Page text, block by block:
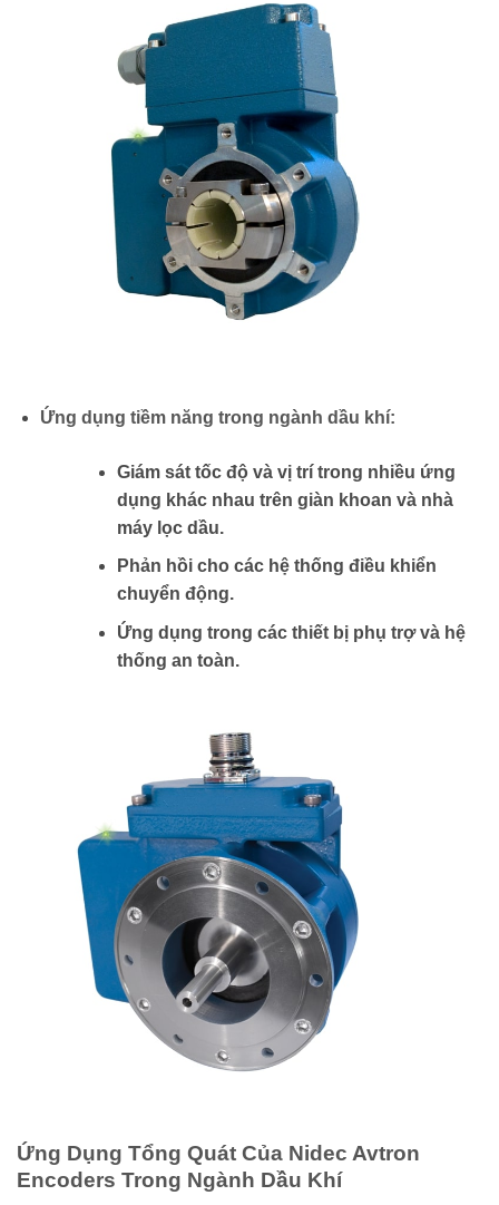
Ứng dụng tiềm năng trong ngành dầu khí:
Giám sát tốc độ và vị trí trong nhiều ứng
dụng khác nhau trên giàn khoan và nhà
máy lọc dầu.
Phản hồi cho các hệ thống điều khiển
chuyển động.
Ứng dụng trong các thiết bị phụ trợ và hệ
thống an toàn.
Ứng Dụng Tổng Quát Của Nidec Avtron
Encoders Trong Ngành Dầu Khí